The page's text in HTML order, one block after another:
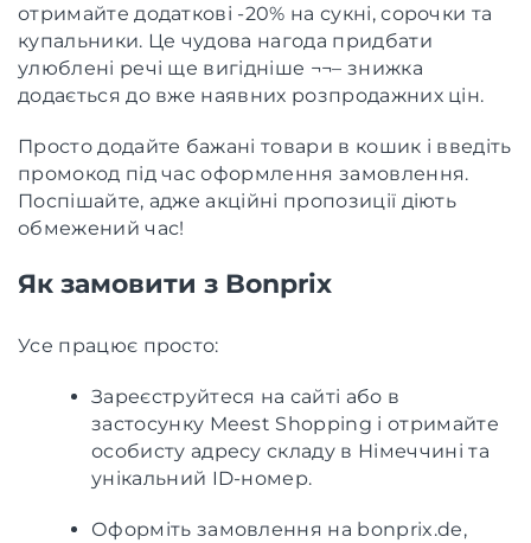
отримайте додаткові -20% на сукні, сорочки та
купальники. Це чудова нагода придбати
улюблені речі ще вигідніше ¬¬– знижка
додається до вже наявних розпродажних цін.
Просто додайте бажані товари в кошик і введіть
промокод під час оформлення замовлення.
Поспішайте, адже акційні пропозиції діють
обмежений час!
Як замовити з Bonprix
Усе працює просто:
Зареєструйтеся на сайті або в
застосунку Meest Shopping і отримайте
особисту адресу складу в Німеччині та
унікальний ID-номер.
Оформіть замовлення на bonprix.de,